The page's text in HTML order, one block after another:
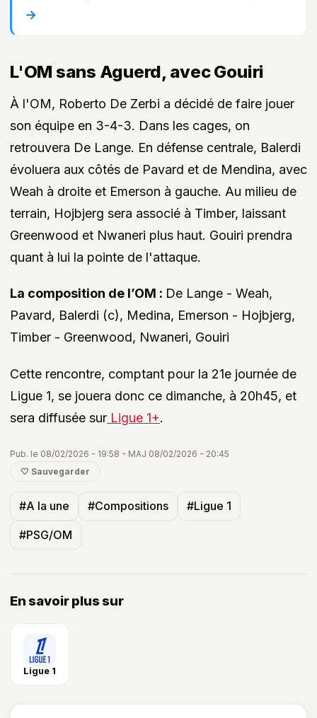
→
L'OM sans Aguerd, avec Gouiri
À l'OM, Roberto De Zerbi a décidé de faire jouer
son équipe en 3-4-3. Dans les cages, on
retrouvera De Lange. En défense centrale, Balerdi
évoluera aux côtés de Pavard et de Mendina, avec
Weah à droite et Emerson à gauche. Au milieu de
terrain, Hojbjerg sera associé à Timber, laissant
Greenwood et Nwaneri plus haut. Gouiri prendra
quant à lui la pointe de l'attaque.
La composition de l’OM : De Lange - Weah,
Pavard, Balerdi (c), Medina, Emerson - Hojbjerg,
Timber - Greenwood, Nwaneri, Gouiri
Cette rencontre, comptant pour la 21e journée de
Ligue 1, se jouera donc ce dimanche, à 20h45, et
sera diffusée sur Ligue 1+.
Pub. le 08/02/2026 - 19:58 - MAJ 08/02/2026 - 20:45
🤍 Sauvegarder
#A la une #Compositions #Ligue 1
#PSG/OM
En savoir plus sur
Ligue 1